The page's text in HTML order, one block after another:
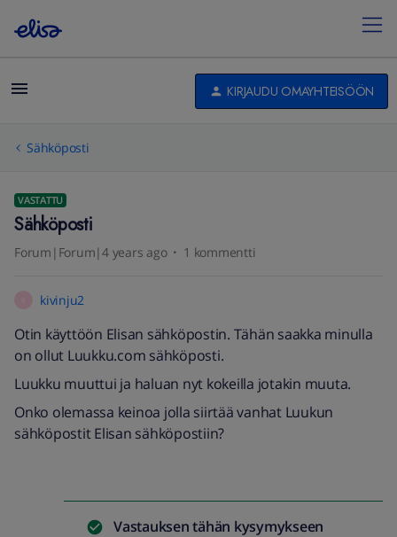
KIRJAUDU OMAYHTEISÖÖN
Sähköposti
VASTATTU
Sähköposti
Forum|Forum|4 years ago 1 kommentti
kivinju2
Otin käyttöön Elisan sähköpostin. Tähän saakka minulla
on ollut Luukku.com sähköposti.
Luukku muuttui ja haluan nyt kokeilla jotakin muuta.
Onko olemassa keinoa jolla siirtää vanhat Luukun
sähköpostit Elisan sähköpostiin?
Vastauksen tähän kysymykseen